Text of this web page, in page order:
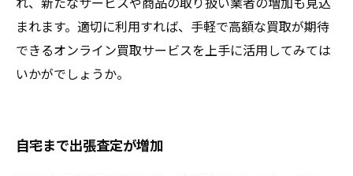
まれます。適切に利用すれば、手軽で高額な買取が期待
できるオンライン買取サービスを上手に活用してみては
いかがでしょうか。
自宅まで出張査定が増加